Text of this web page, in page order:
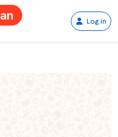
Log in